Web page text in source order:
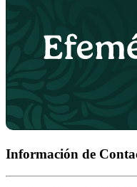
Información de